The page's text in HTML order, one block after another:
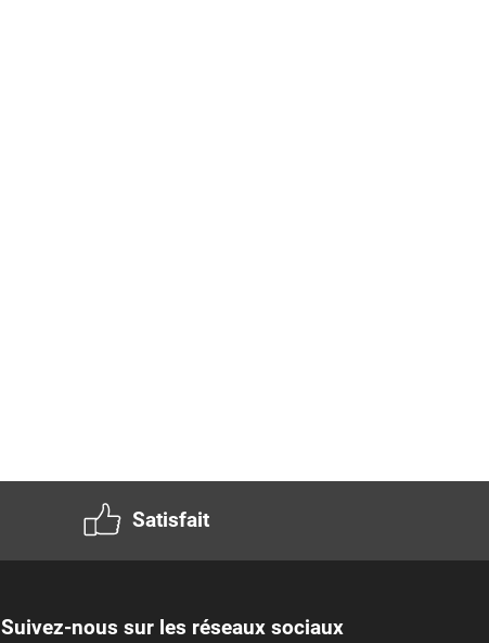
Satisfait
Suivez-nous sur les réseaux sociaux